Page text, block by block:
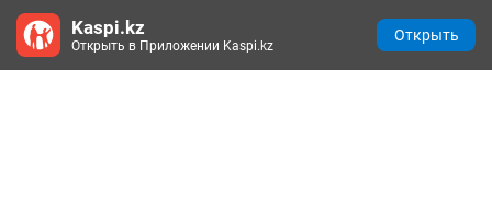
Kaspi.kz
Открыть в Приложении Kaspi.kz
Открыть